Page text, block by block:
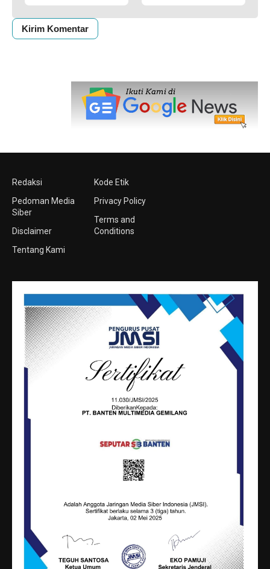
Redaksi
Pedoman Media
Siber
Disclaimer
Tentang Kami
Kode Etik
Privacy Policy
Terms and
Conditions